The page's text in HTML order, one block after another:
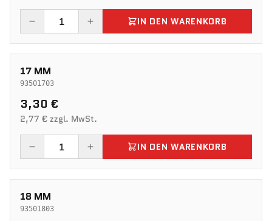
IN DEN WARENKORB
17 MM
93501703
3,30 €
2,77 € zzgl. MwSt.
IN DEN WARENKORB
18 MM
93501803